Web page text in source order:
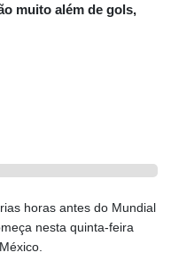
muito além de gols,
horas antes do Mundial
nesta quinta-feira